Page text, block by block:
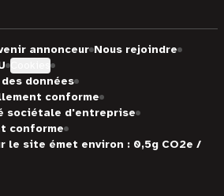
annonceur Nous rejoindre
données
conforme
sociétale d'entreprise
conforme
le site émet environ : 0,5g CO2e /